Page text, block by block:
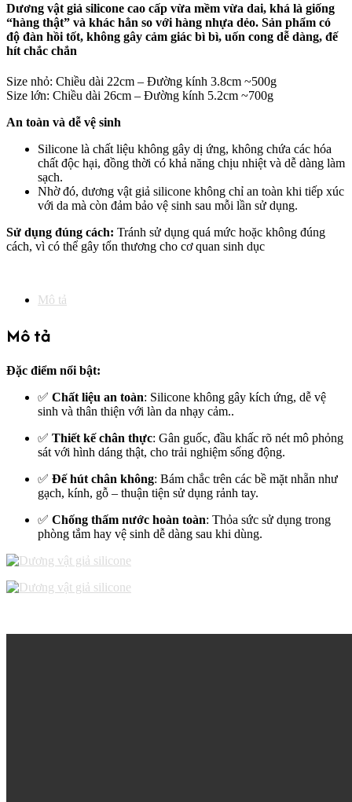
size
3.8-
5.5cm
số
Dương vật giả silicone cao cấp vừa mềm vừa dai, khá là giống
“hàng thật” và khác hẳn so với hàng nhựa dẻo. Sản phẩm có
độ đàn hồi tốt, không gây cảm giác bì bì, uốn cong dễ dàng, đế
hít chắc chắn
Size nhỏ: Chiều dài 22cm – Đường kính 3.8cm ~500g
Size lớn: Chiều dài 26cm – Đường kính 5.2cm ~700g
An toàn và dễ vệ sinh
Silicone là chất liệu không gây dị ứng, không chứa các hóa
chất độc hại, đồng thời có khả năng chịu nhiệt và dễ dàng làm
sạch.
Nhờ đó, dương vật giả silicone không chỉ an toàn khi tiếp xúc
với da mà còn đảm bảo vệ sinh sau mỗi lần sử dụng.
Sử dụng đúng cách: Tránh sử dụng quá mức hoặc không đúng
cách, vì có thể gây tổn thương cho cơ quan sinh dục
Mô tả
Mô tả
Đặc điểm nổi bật:
✅ Chất liệu an toàn: Silicone không gây kích ứng, dễ vệ
sinh và thân thiện với làn da nhạy cảm..
✅ Thiết kế chân thực: Gân guốc, đầu khấc rõ nét mô phỏng
sát với hình dáng thật, cho trải nghiệm sống động.
✅ Đế hút chân không: Bám chắc trên các bề mặt nhẵn như
gạch, kính, gỗ – thuận tiện sử dụng rảnh tay.
✅ Chống thấm nước hoàn toàn: Thỏa sức sử dụng trong
phòng tắm hay vệ sinh dễ dàng sau khi dùng.